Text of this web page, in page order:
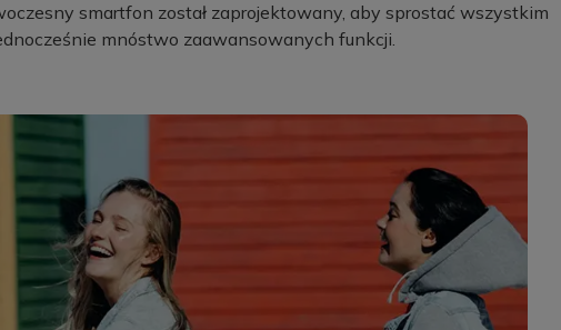
smartfon został zaprojektowany, aby sprostać wszystkim
mnóstwo zaawansowanych funkcji.